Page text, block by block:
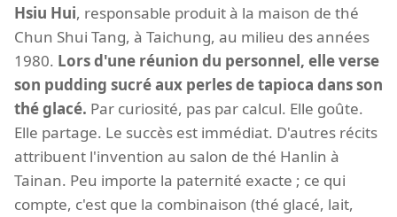
Hsiu Hui, responsable produit à la maison de thé
Chun Shui Tang, à Taichung, au milieu des années
1980. Lors d'une réunion du personnel, elle verse
son pudding sucré aux perles de tapioca dans son
thé glacé. Par curiosité, pas par calcul. Elle goûte.
Elle partage. Le succès est immédiat. D'autres récits
attribuent l'invention au salon de thé Hanlin à
Tainan. Peu importe la paternité exacte ; ce qui
compte, c'est que la combinaison (thé glacé, lait,